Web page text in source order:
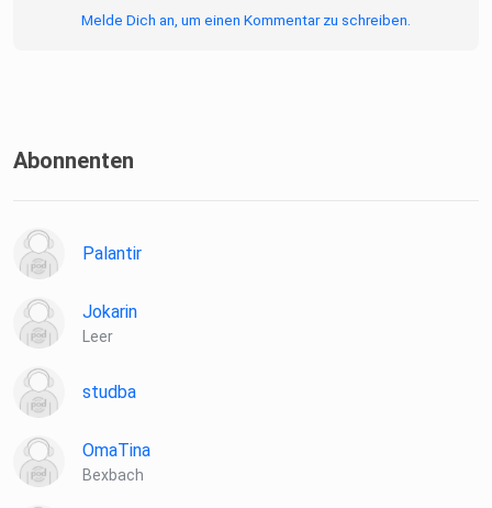
Melde Dich an, um einen Kommentar zu schreiben.
Abonnenten
Palantir
Jokarin
Leer
studba
OmaTina
Bexbach